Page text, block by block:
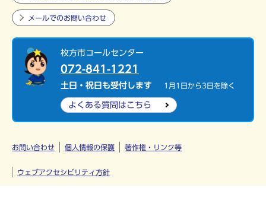
メールでのお問い合わせ
枚方市コールセンター
072-841-1221
土日・祝日も受付します 1月1日から3日を除く
よくある質問 はこちら
お問い合わせ 個人情報の保護 著作権・リンク等
ウェブアクセシビリティ方針